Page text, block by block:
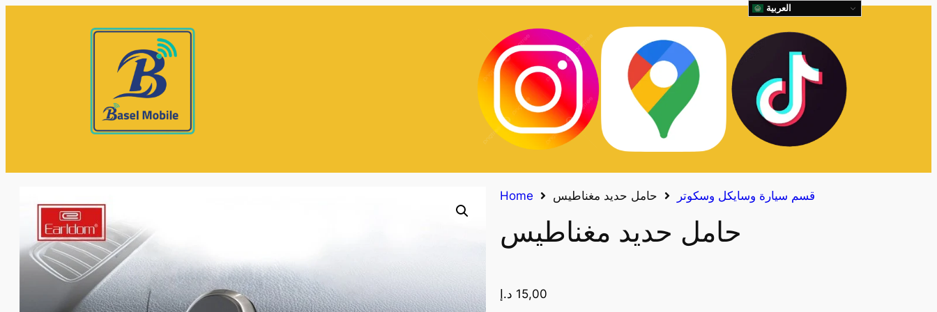
Home قسم سيارة وسايكل وسكوتر حامل حديد مغناطيس
حامل حديد مغناطيس
15,00 د.إ
العربية